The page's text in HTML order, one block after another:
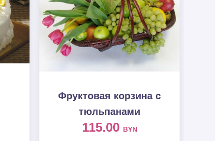
Фруктовая корзина c
тюльпанами
115.00 BYN